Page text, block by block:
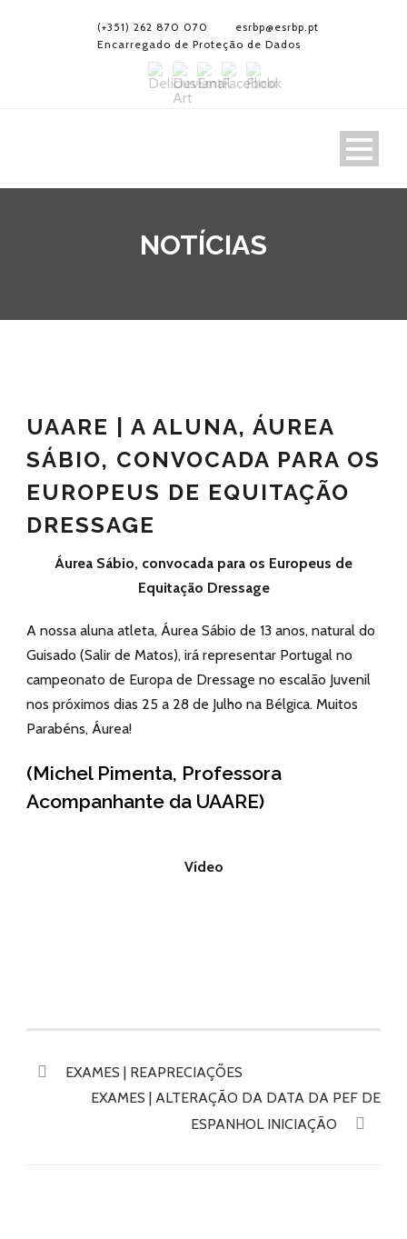
(+351) 262 870 070
esrbp@esrbp.pt
Encarregado de Proteção de Dados
NOTÍCIAS
UAARE | A ALUNA, ÁUREA
SÁBIO, CONVOCADA PARA OS
EUROPEUS DE EQUITAÇÃO
DRESSAGE
Áurea Sábio, convocada para os Europeus de
Equitação Dressage
A nossa aluna atleta, Áurea Sábio de 13 anos, natural do
Guisado (Salir de Matos), irá representar Portugal no
campeonato de Europa de Dressage no escalão Juvenil
nos próximos dias 25 a 28 de Julho na Bélgica. Muitos
Parabéns, Áurea!
(Michel Pimenta, Professora
Acompanhante da UAARE)
Vídeo
EXAMES | REAPRECIAÇÕES
EXAMES | ALTERAÇÃO DA DATA DA PEF DE
ESPANHOL INICIAÇÃO